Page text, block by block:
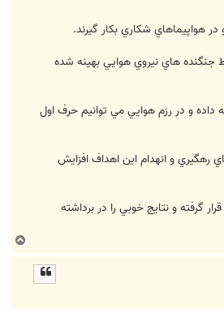
هواپيماهاي شكاري بكار گيرند.
جنگنده هاي نيروي هوايي بهينه شده
و در رزم هوايي مي توانيم حرف اول
و انهدام اين اهداف افزايش
گرفته و نتايج خوبي را در برداشته
ا